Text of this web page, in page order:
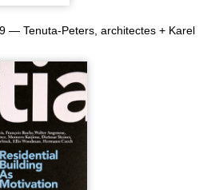
— Tenuta-Peters, architectes + Karel